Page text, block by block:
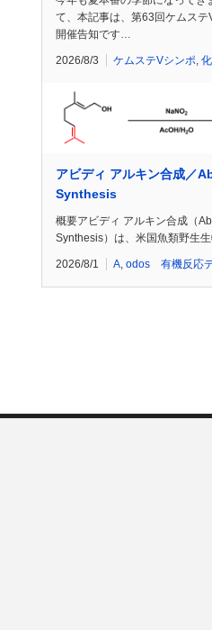
て、本記事は、第63回ケムステ
開催告知です…
2026/8/3 ケムステVシンポ,
アビディ アルキン合成／
Synthesis
概要アビディ アルキン合成（
Synthesis）は、米国魚類野生
2026/8/1 A, odos 有機反応